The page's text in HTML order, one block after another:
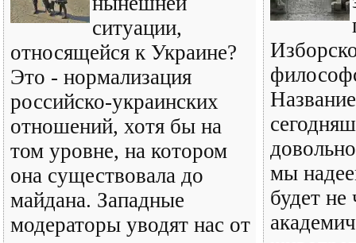
ситуации,
относящейся к Украине?
Это - нормализация
российско-украинских
отношений, хотя бы на
том уровне, на котором
она существовала до
майдана. Западные
модераторы уводят нас от
мы
будет не